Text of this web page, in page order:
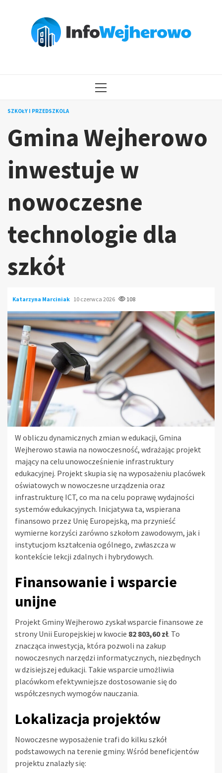
MENU
SZKOŁY I PRZEDSZKOLA
Gmina Wejherowo
inwestuje w
nowoczesne
technologie dla
szkół
Katarzyna Marciniak 10 czerwca 2026 108
W obliczu dynamicznych zmian w edukacji, Gmina
Wejherowo stawia na nowoczesność, wdrażając projekt
mający na celu unowocześnienie infrastruktury
edukacyjnej. Projekt skupia się na wyposażeniu placówek
oświatowych w nowoczesne urządzenia oraz
infrastrukturę ICT, co ma na celu poprawę wydajności
systemów edukacyjnych. Inicjatywa ta, wspierana
finansowo przez Unię Europejską, ma przynieść
wymierne korzyści zarówno szkołom zawodowym, jak i
instytucjom kształcenia ogólnego, zwłaszcza w
kontekście lekcji zdalnych i hybrydowych.
Finansowanie i wsparcie
unijne
Projekt Gminy Wejherowo zyskał wsparcie finansowe ze
strony Unii Europejskiej w kwocie 82 803,60 zł. To
znacząca inwestycja, która pozwoli na zakup
nowoczesnych narzędzi informatycznych, niezbędnych
w dzisiejszej edukacji. Takie wsparcie umożliwia
placówkom efektywniejsze dostosowanie się do
współczesnych wymogów nauczania.
Lokalizacja projektów
Nowoczesne wyposażenie trafi do kilku szkół
podstawowych na terenie gminy. Wśród beneficjentów
projektu znalazły się: